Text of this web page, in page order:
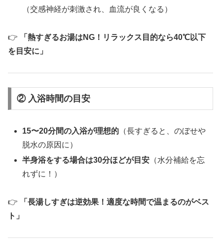
（交感神経が刺激され、血流が良くなる）
👉
「熱すぎるお湯はNG！リラックス目的なら40℃以下
を目安に」
② 入浴時間の目安
15〜20分間の入浴が理想的 （長すぎると、のぼせや
脱水の原因に）
半身浴をする場合は30分ほどが目安 （水分補給を忘
れずに！）
👉
「長湯しすぎは逆効果！適度な時間で温まるのがベス
ト」